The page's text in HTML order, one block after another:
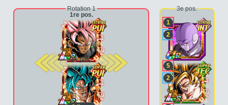
Rotation 1
1re pos.
2e pos.
3e pos.
1
2
5
2